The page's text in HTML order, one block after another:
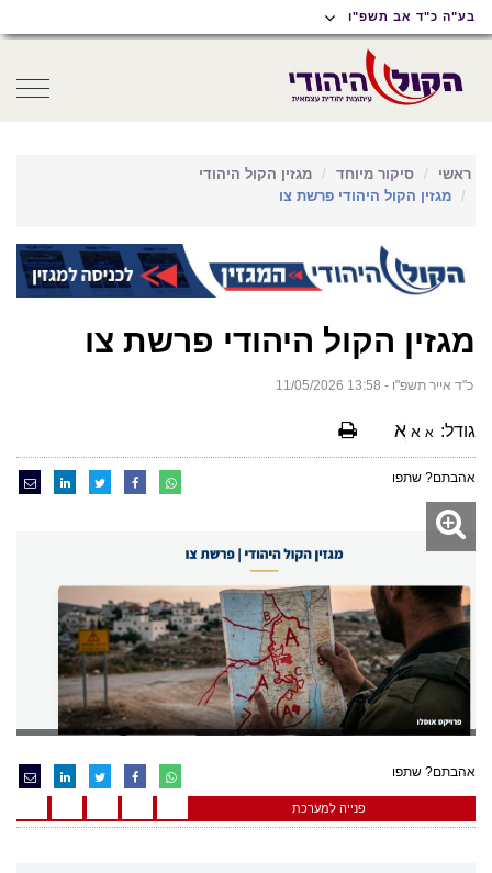
תפריט
נגישות
תפריט
ראשי
תוכן
ראשי
בע"ה כ"ד אב תשפ"ו
ראשי סיקור מיוחד
מגזין הקול היהודי
מגזין הקול היהודי פרשת צו
מגזין הקול היהודי פרשת צו
כ"ד אייר תשפ"ו - 13:58 11/05/2026
גודל: א א א
אהבתם? שתפו
אהבתם? שתפו
פנייה למערכת